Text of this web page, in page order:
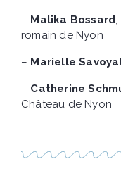
– Malika Bossard
romain de Nyon
– Marielle
– Catherine
Château de Nyon